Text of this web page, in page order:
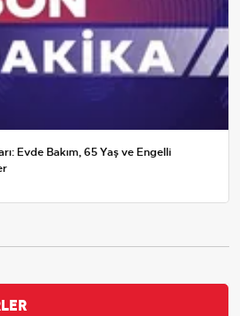
Evde Bakım, 65 Yaş ve Engelli